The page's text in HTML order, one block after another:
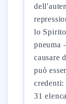
lo
pneuma
causare
può
31